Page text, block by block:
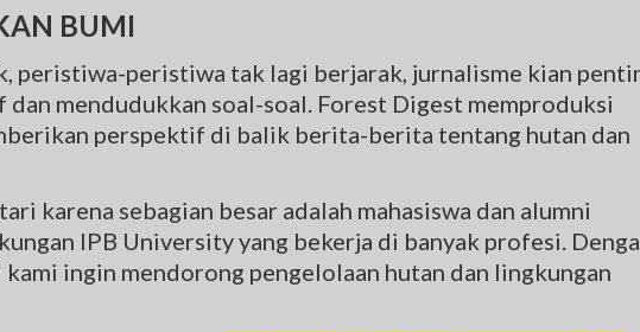
BUMI
peristiwa-peristiwa tak lagi berjarak, jurnalisme kian
mendudukkan soal-soal. Forest Digest memproduksi
perspektif di balik berita-berita tentang hutan dan
karena sebagian besar adalah mahasiswa dan alumni
IPB University yang bekerja di banyak profesi.
ingin mendorong pengelolaan hutan dan lingkungan